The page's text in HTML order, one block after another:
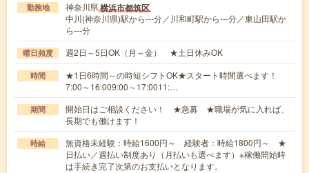
勤務地 神奈川県横浜市都筑区
中川(神奈川県)駅から---分／川和町駅から---分／東山田駅か
ら---分
曜日頻度 週2日～5日OK（月～金） ★土日休みOK
時間
★1日6時間～の時短シフトOK★スタート時間選べます！
7:00～16:009:00～17:0011:…
期間
開始日はご相談ください！ ★急募 ★職場が気に入れば、
長期でも働けます！
時給
無資格未経験：時給1600円～ 経験者：時給1800円～ ★
日払い／週払い制度あり（月払いも選べます）※稼働開始時
は手続き完了次第のお支払いとなります。